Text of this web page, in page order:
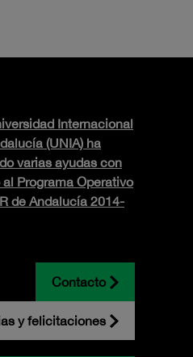
Internacional
(UNIA) ha
varias ayudas con
Programa Operativo
de Andalucía 2014-
Contacto
y felicitaciones